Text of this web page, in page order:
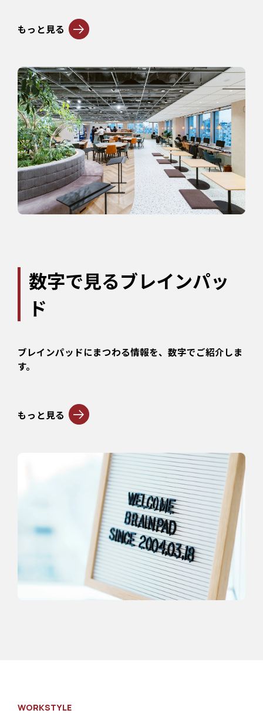
もっと見る
数字で見るブレインパッ
ド
ブレインパッドにまつわる情報を、数字でご紹介しま
す。
もっと見る
WORKSTYLE